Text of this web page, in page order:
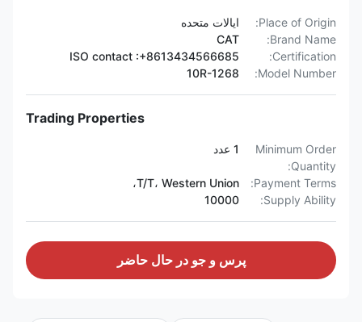
Place of Origin:
ایالات متحده
Brand Name:
CAT
Certification:
ISO contact :+8613434566685
Model Number:
10R-1268
Trading Properties
Minimum Order
Quantity:
1 عدد
Payment Terms:
T/T، Western Union،
Supply Ability:
10000
پرس و جو در حال حاضر